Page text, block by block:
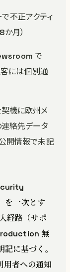
不正アクティ
月）
で
には個別通
機に欧州メ
連絡先データ
開情報で未記
一次とす
経路（サポ
無
に基づく。
用者への通知